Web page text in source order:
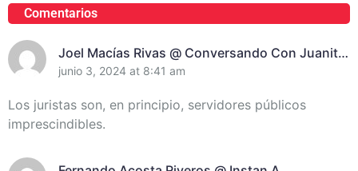
Comentarios
Joel Macías Rivas @ Conversando Con Juanita
Randich, Presidenta De La Unión De Juristas En
junio 3, 2024 at 8:41 am
Los juristas son, en principio, servidores públicos
imprescindibles.